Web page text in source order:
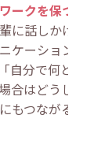
クを保つうえ
に話しかけるの
ーションを避
分で何とかし
はどうしたら
つながるでし